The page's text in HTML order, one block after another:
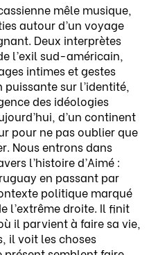
mêle musique,
autour d’un voyage
Deux interprètes
l’exil sud-américain,
intimes et gestes
sur l’identité,
des idéologies
d’un continent
pour ne pas oublier que
Nous entrons dans
l’histoire d’Aimé :
en passant par
politique marqué
l’extrême droite. Il finit
il parvient à faire sa vie,
il voit les choses